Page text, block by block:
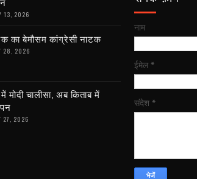
13, 2026
का बेमौसम कांग्रेसी नाटक
28, 2026
मोदी चालीसा, अब किताब में
27, 2026
नाम
ईमेल *
संदेश *